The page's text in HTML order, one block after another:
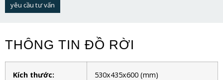
yêu cầu tư vấn
THÔNG TIN ĐỒ RỜI
Kích thước: 530x435x600 (mm)